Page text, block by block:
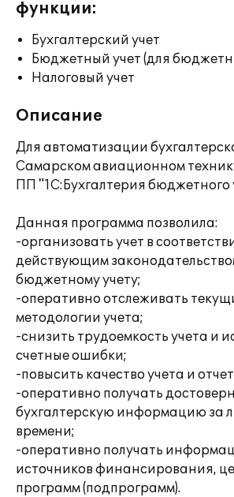
функции:
Бухгалтерский учет
Бюджетный учет (для
Налоговый учет
Описание
Для автоматизации
Самарском авиационном
ПП "1С:Бухгалтерия бюджетного
Данная программа позволила:
-организовать учет в
действующим
бюджетному учету;
-оперативно отслеживать
методологии учета;
-снизить трудоемкость учета и
счетные ошибки;
-повысить качество учета и
-оперативно получать
бухгалтерскую информацию за
времени;
-оперативно получать
источников финансирования,
программ (подпрограмм).